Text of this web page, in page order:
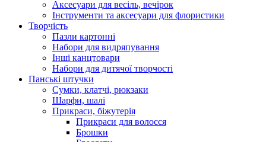
Аксесуари для весіль, вечірок
Інструменти та аксесуари для флористики
Творчість
Пазли картонні
Набори для видряпування
Інші канцтовари
Набори для дитячої творчості
Панські штучки
Сумки, клатчі, рюкзаки
Шарфи, шалі
Прикраси, біжутерія
Прикраси для волосся
Брошки